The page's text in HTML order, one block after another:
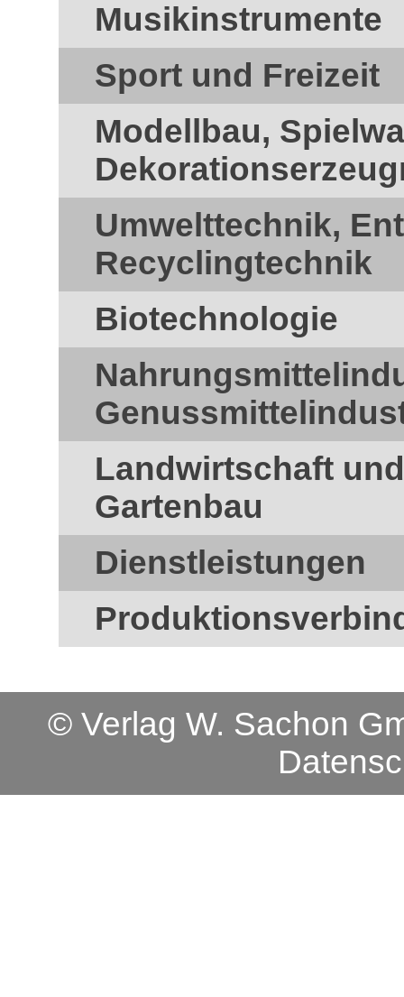
Musikinstrumente
Sport und Freizeit
Modellbau,
Umwelttechnik,
Recyclingtechnik
Biotechnologie
Landwirtschaft
Gartenbau
Dienstleistungen
© Verlag W. Sachon